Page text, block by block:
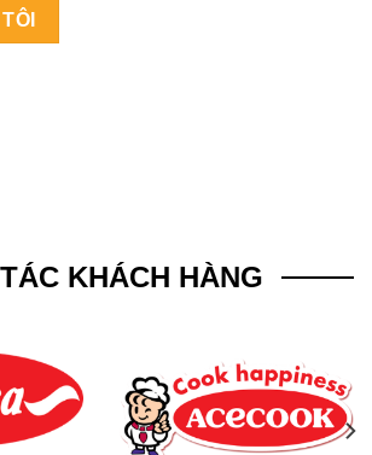
KHÁCH HÀNG